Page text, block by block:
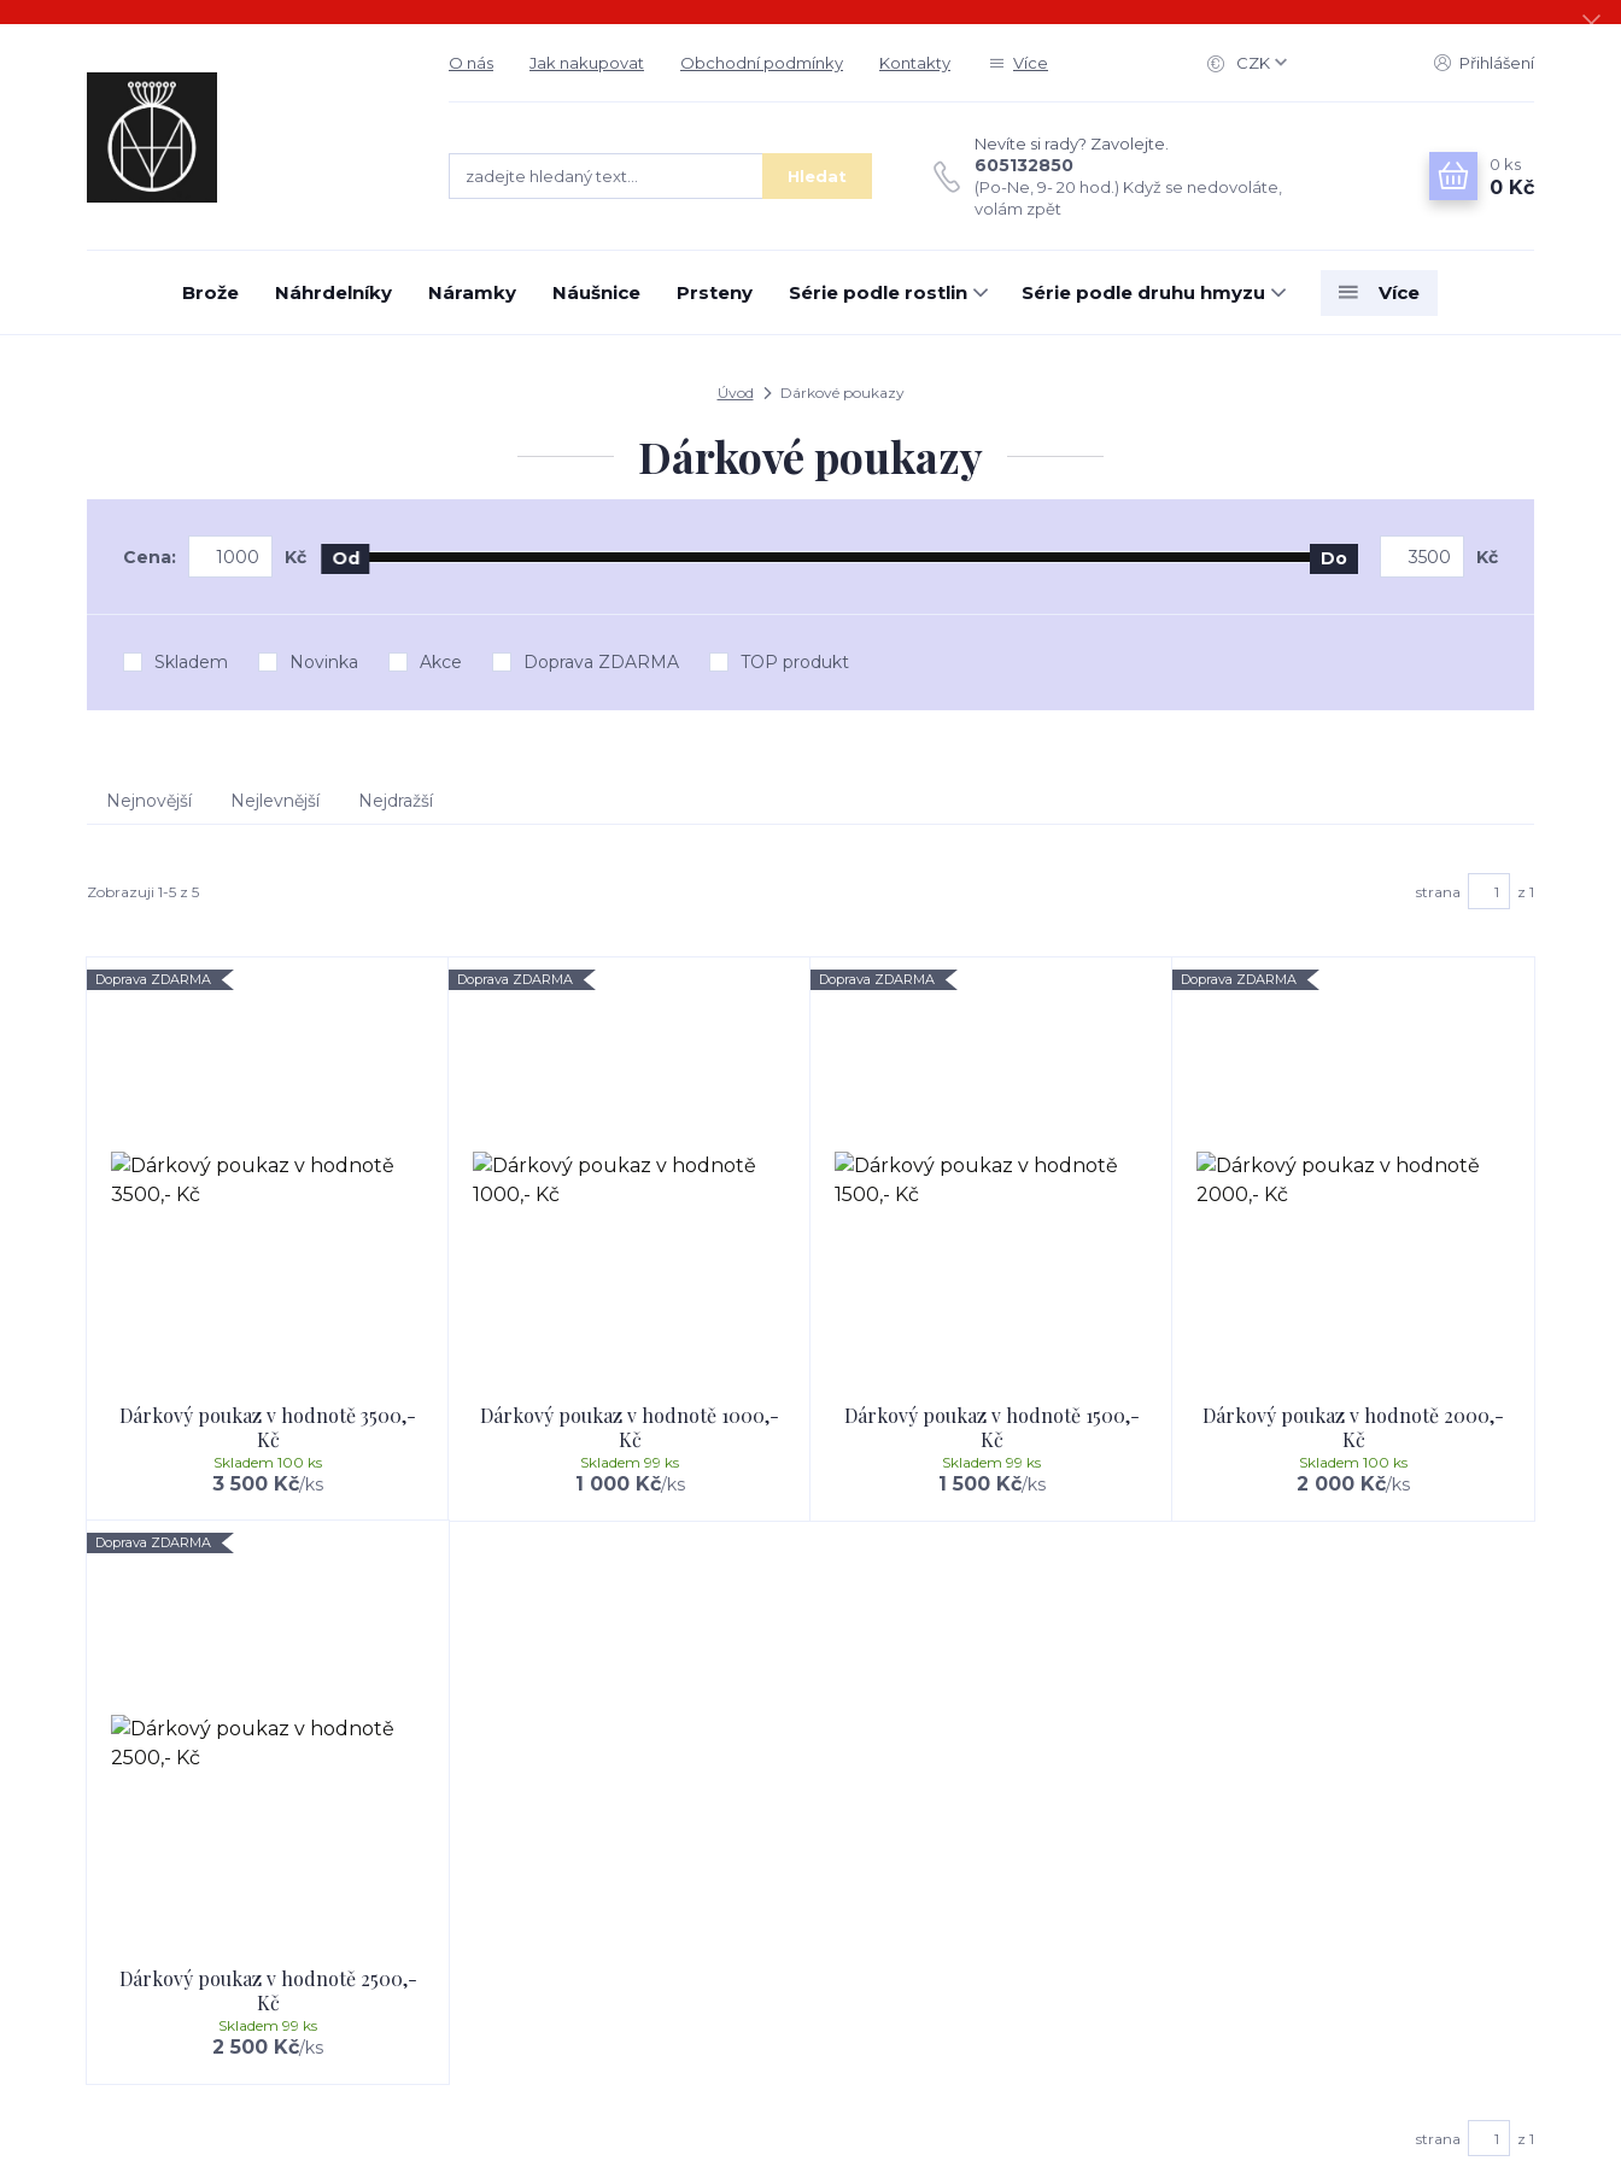
O nás Jak nakupovat Obchodní podmínky Kontakty Více CZK Přihlášení
Hledat
Nevíte si rady? Zavolejte.
605132850
(Po-Ne, 9- 20 hod.) Když se nedovoláte,
volám zpět
0 ks
0 Kč
Brože Náhrdelníky Náramky Náušnice Prsteny Série podle rostlin Série podle druhu hmyzu Více
Úvod Dárkové poukazy
Dárkové poukazy
Cena: Kč Od Do Kč
Skladem Novinka Akce Doprava ZDARMA TOP produkt
Nejnovější Nejlevnější Nejdražší
Zobrazuji 1-5 z 5 strana z 1
Doprava ZDARMA
Dárkový poukaz v hodnotě 3500,-
Kč
3 500 Kč/ks
Skladem 100 ks
Doprava ZDARMA
Dárkový poukaz v hodnotě 1000,-
Kč
1 000 Kč/ks
Skladem 99 ks
Doprava ZDARMA
Dárkový poukaz v hodnotě 1500,-
Kč
1 500 Kč/ks
Skladem 99 ks
Doprava ZDARMA
Dárkový poukaz v hodnotě 2000,-
Kč
2 000 Kč/ks
Skladem 100 ks
Doprava ZDARMA
Dárkový poukaz v hodnotě 2500,-
Kč
2 500 Kč/ks
Skladem 99 ks
strana z 1